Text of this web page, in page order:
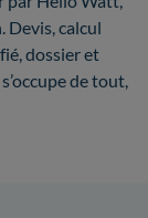
Devis, calcul
dossier et
de tout,